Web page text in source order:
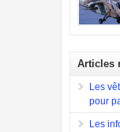
Sa
souhait
en
ainsi
destiné à
la France
typique,
Articles
Les
pour
Les